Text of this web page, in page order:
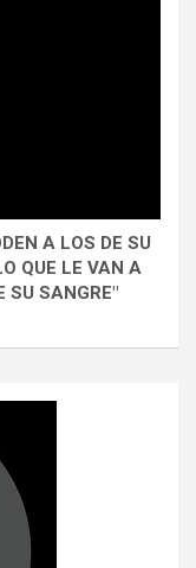
A LOS DE SU
QUE LE VAN A
SU SANGRE"